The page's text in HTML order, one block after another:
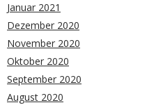
Januar 2021
Dezember 2020
November 2020
Oktober 2020
September 2020
August 2020